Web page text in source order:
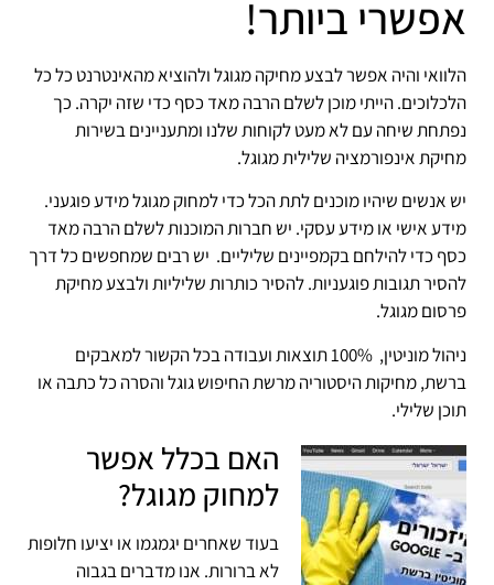
אפשרי ביותר!
הלוואי והיה אפשר לבצע מחיקה מגוגל ולהוציא מהאינטרנט כל כל
הלכלוכים. הייתי מוכן לשלם הרבה מאד כסף כדי שזה יקרה. כך
נפתחת שיחה עם לא מעט לקוחות שלנו ומתעניינים בשירות
מחיקת אינפורמציה שלילית מגוגל.
יש אנשים שיהיו מוכנים לתת הכל כדי למחוק מגוגל מידע פוגעני.
מידע אישי או מידע עסקי. יש חברות המוכנות לשלם הרבה מאד
כסף כדי להילחם בקמפיינים שליליים. יש רבים שמחפשים כל דרך
להסיר תגובות פוגעניות. להסיר כותרות שליליות ולבצע מחיקת
פרסום מגוגל.
ניהול מוניטין, 100% תוצאות ועבודה בכל הקשור למאבקים
ברשת, מחיקות היסטוריה מרשת החיפוש גוגל והסרה כל כתבה או
תוכן שלילי.
האם בכלל אפשר
למחוק מגוגל?
בעוד שאחרים יגמגמו או יציעו חלופות
לא ברורות. אנו מדברים בגבוה